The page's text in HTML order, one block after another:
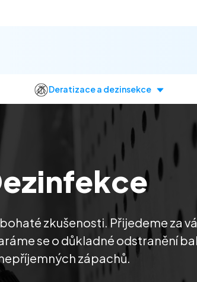
prostor
Deratizace a dezinsekce
Dezinsekce
zkušenosti. Přijedeme za
se o důkladné odstranění
zápachů.